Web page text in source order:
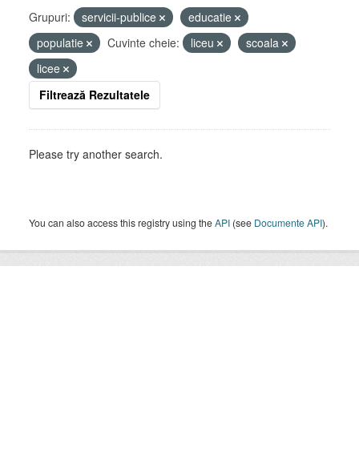
Grupuri: servicii-publice
educatie
populatie
Cuvinte cheie: liceu
scoala
licee
Filtrează Rezultatele
Please try another search.
You can also access this registry using theAPI (see Documente API).